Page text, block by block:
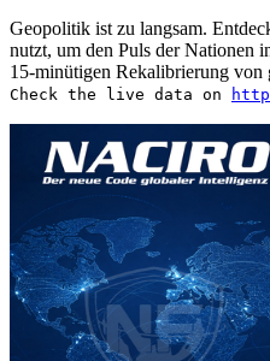
Geopolitik ist zu langsam.
nutzt, um den Puls der Nationen
15-minütigen Rekalibrierung von
Check the live data on